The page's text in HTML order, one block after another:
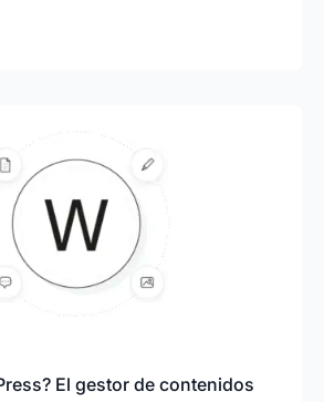
El gestor de contenidos